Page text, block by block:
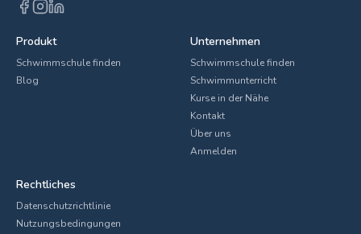
Produkt
Schwimmschule finden
Blog
Unternehmen
Schwimmschule finden
Schwimmunterricht
Kurse in der Nähe
Kontakt
Über uns
Anmelden
Rechtliches
Datenschutzrichtlinie
Nutzungsbedingungen